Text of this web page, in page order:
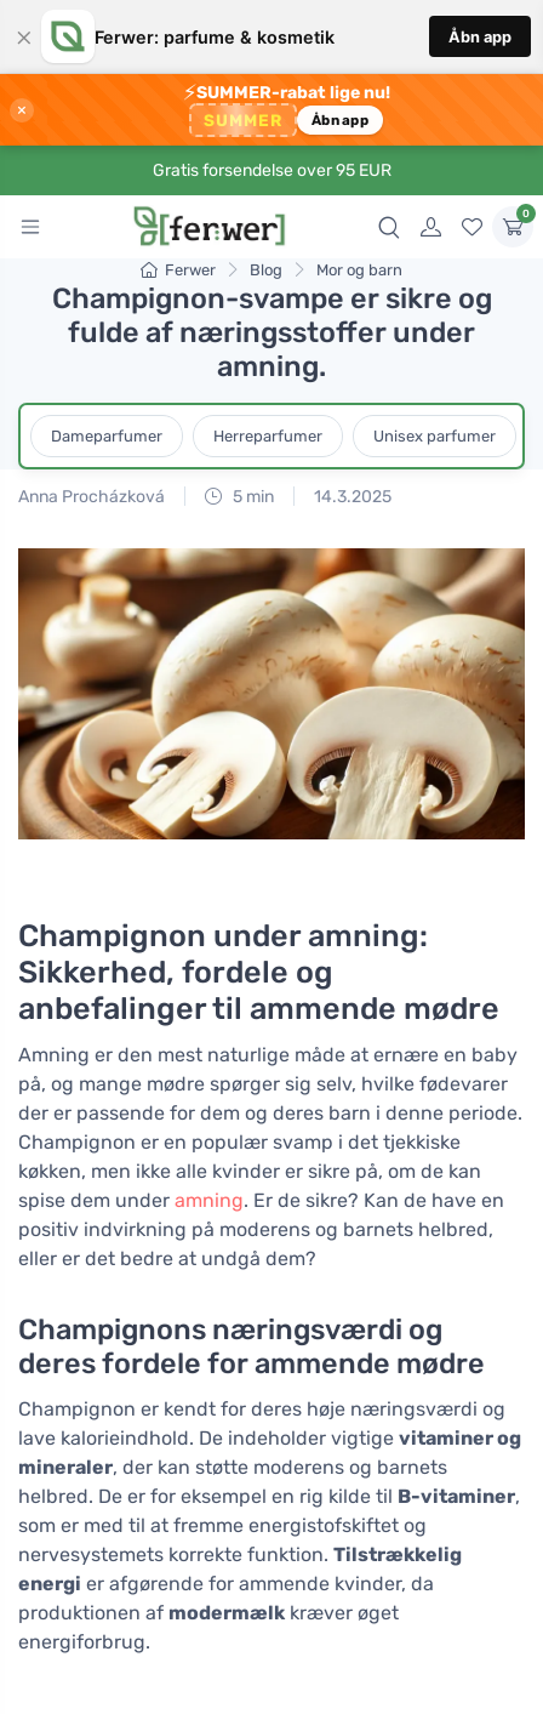
× Ferwer: parfume & kosmetik Åbn app
×
⚡SUMMER-rabat lige nu!
SUMMER Åbn app
Gratis forsendelse over 95 EUR
0
Ferwer Blog Mor og barn
Champignon-svampe er sikre og
fulde af næringsstoffer under
amning.
Dameparfumer Herreparfumer Unisex parfumer
Anna Procházková 5 min 14.3.2025
Champignon under amning:
Sikkerhed, fordele og
anbefalinger til ammende mødre
Amning er den mest naturlige måde at ernære en baby
på, og mange mødre spørger sig selv, hvilke fødevarer
der er passende for dem og deres barn i denne periode.
Champignon er en populær svamp i det tjekkiske
køkken, men ikke alle kvinder er sikre på, om de kan
spise dem under amning. Er de sikre? Kan de have en
positiv indvirkning på moderens og barnets helbred,
eller er det bedre at undgå dem?
Champignons næringsværdi og
deres fordele for ammende mødre
Champignon er kendt for deres høje næringsværdi og
lave kalorieindhold. De indeholder vigtige vitaminer og
mineraler, der kan støtte moderens og barnets
helbred. De er for eksempel en rig kilde til B-vitaminer,
som er med til at fremme energistofskiftet og
nervesystemets korrekte funktion. Tilstrækkelig
energi er afgørende for ammende kvinder, da
produktionen af modermælk kræver øget
energiforbrug.